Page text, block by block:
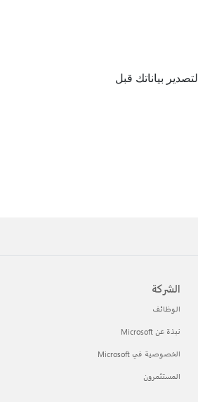
لتصدير بياناتك قبل
الشركة
الوظائف
نبذة عن Microsoft
الخصوصية في Microsoft
المستثمرون